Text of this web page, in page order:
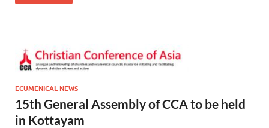
ECUMENICAL NEWS
15th General Assembly of CCA to be held
in Kottayam